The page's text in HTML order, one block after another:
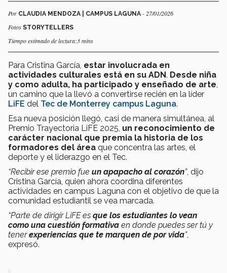
Por CLAUDIA MENDOZA | CAMPUS LAGUNA - 27/01/2026
Fotos STORYTELLERS
Tiempo estimado de lectura:3 mins
Para Cristina García, estar involucrada en
actividades culturales está en su ADN. Desde niña
y como adulta, ha participado y enseñado de arte
un camino que la llevó a convertirse recién en la líder
LiFE del Tec de Monterrey campus Laguna.
Esa nueva posición llegó, casi de manera simultánea, al
Premio Trayectoria LiFE 2025, un reconocimiento de
carácter nacional que premia la historia de los
formadores del área que concentra las artes, el
deporte y el liderazgo en el Tec.
“Recibir ese premio fue un apapacho al corazón”, dijo
Cristina García, quien ahora coordina diferentes
actividades en campus Laguna con el objetivo de que la
comunidad estudiantil se vea marcada.
“Parte de dirigir LiFE es que los estudiantes lo vean
como una cuestión formativa en donde puedes ser tú y
tenerexperiencias que te marquen de por vida”,
expresó.